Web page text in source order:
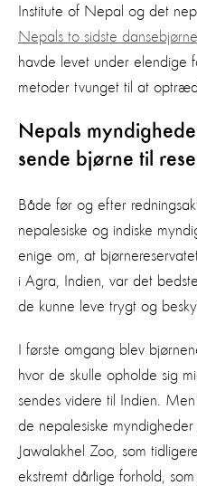
Institute of Nepal og det
Nepals to sidste dansebjørne
havde levet under elendige
metoder tvunget til at
Nepals
sende bjørne til
Både før og efter
nepalesiske og indiske
enige om, at
i Agra, Indien, var det
de kunne leve trygt og
I første omgang blev
hvor de skulle opholde sig
sendes videre til Indien.
de nepalesiske
Jawalakhel Zoo, som
ekstremt dårlige forhold,